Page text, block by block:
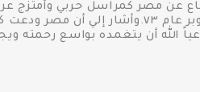
عن مصر كمراسل حربي وأمتزج
والقناة مع المقاتلين الذين ضحوا بأرواحهم من أجل مصر في حربي الإستنزاف
الله أن يتغمده بواسع رحمته